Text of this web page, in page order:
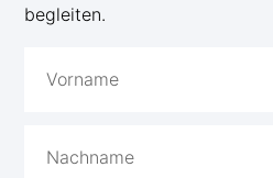
begleiten.